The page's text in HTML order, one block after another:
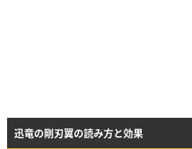
迅竜の剛刃翼の読み方と効果